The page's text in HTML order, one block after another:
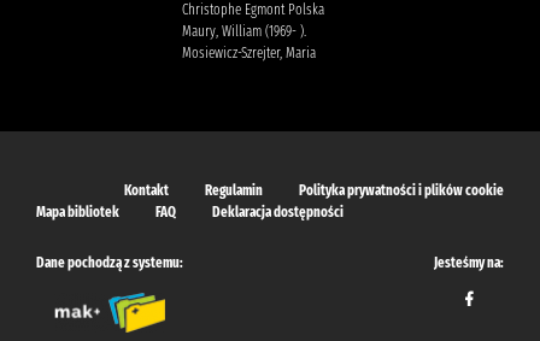
Christophe Egmont Polska
Maury, William (1969- ).
Mosiewicz-Szrejter, Maria
Kontakt Regulamin
Polityka prywatności i plików cookie
Mapa bibliotek
FAQ Deklaracja dostępności
Dane pochodzą z systemu: Jesteśmy na: